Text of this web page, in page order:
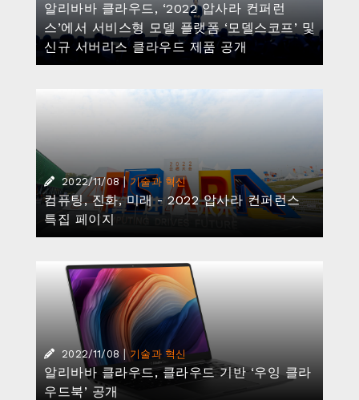
알리바바 클라우드, ‘2022 압사라 컨퍼런
스’에서 서비스형 모델 플랫폼 ‘모델스코프’ 및
신규 서버리스 클라우드 제품 공개
2022/11/08 | 기술과 혁신
컴퓨팅, 진화, 미래 - 2022 압사라 컨퍼런스
특집 페이지
2022/11/08 | 기술과 혁신
알리바바 클라우드, 클라우드 기반 ‘우잉 클라
우드북’ 공개